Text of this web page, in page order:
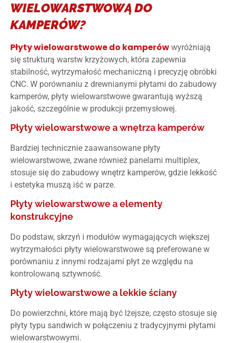
WIELOWARSTWOWĄ DO
KAMPERÓW?
Płyty wielowarstwowe do kamperów wyróżniają
się strukturą warstw krzyżowych, która zapewnia
stabilność, wytrzymałość mechaniczną i precyzję obróbki
CNC. W porównaniu z drewnianymi płytami do zabudowy
kamperów, płyty wielowarstwowe gwarantują wyższą
jakość, szczególnie w produkcji przemysłowej.
Płyty wielowarstwowe a wnętrza kamperów
Bardziej technicznie zaawansowane płyty
wielowarstwowe, zwane również panelami multiplex,
stosuje się do zabudowy wnętrz kamperów, gdzie lekkość
i estetyka muszą iść w parze.
Płyty wielowarstwowe a elementy
konstrukcyjne
Do podstaw, skrzyń i modułów wymagających większej
wytrzymałości płyty wielowarstwowe są preferowane w
porównaniu z innymi rodzajami płyt ze względu na
kontrolowaną sztywność.
Płyty wielowarstwowe a lekkie ściany
Do powierzchni, które mają być lżejsze, często stosuje się
płyty typu sandwich w połączeniu z tradycyjnymi płytami
wielowarstwowymi.